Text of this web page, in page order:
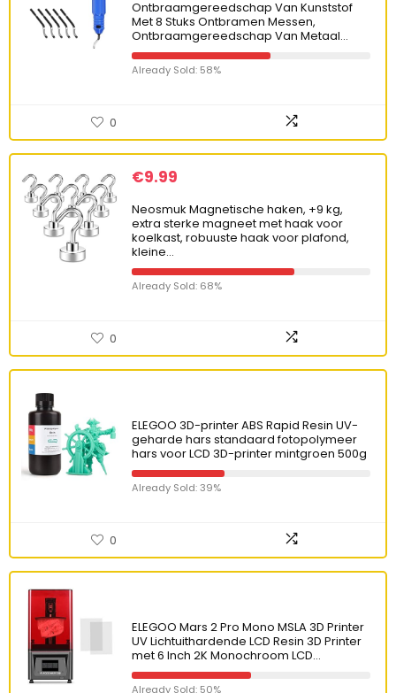
Ontbraamgereedschap Van Kunststof
Met 8 Stuks Ontbramen Messen,
Ontbraamgereedschap Van Metaal…
Already Sold: 58%
0
€9.99
Neosmuk Magnetische haken, +9 kg,
extra sterke magneet met haak voor
koelkast, robuuste haak voor plafond,
kleine…
Already Sold: 68%
0
ELEGOO 3D-printer ABS Rapid Resin UV-
geharde hars standaard fotopolymeer
hars voor LCD 3D-printer mintgroen 500g
Already Sold: 39%
0
ELEGOO Mars 2 Pro Mono MSLA 3D Printer
UV Lichtuithardende LCD Resin 3D Printer
met 6 Inch 2K Monochroom LCD…
Already Sold: 50%